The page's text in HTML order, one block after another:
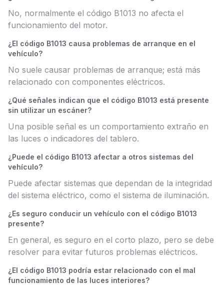
No, normalmente el código B1013 no afecta el
funcionamiento del motor.
¿El código B1013 causa problemas de arranque en el
vehículo?
No suele causar problemas de arranque; está más
relacionado con componentes eléctricos.
¿Qué señales indican que el código B1013 está presente
sin utilizar un escáner?
Una posible señal es un comportamiento extraño en
las luces o indicadores del tablero.
¿Puede el código B1013 afectar a otros sistemas del
vehículo?
Puede afectar sistemas que dependan de la integridad
del sistema eléctrico, como el sistema de iluminación.
¿Es seguro conducir un vehículo con el código B1013
presente?
En general, es seguro en el corto plazo, pero se debe
resolver para evitar futuros problemas eléctricos.
¿El código B1013 podría estar relacionado con el mal
funcionamiento de las luces interiores?